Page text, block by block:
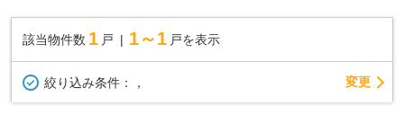
該当物件数 1 戸 1～1 戸を表示
絞り込み条件： ， 変更